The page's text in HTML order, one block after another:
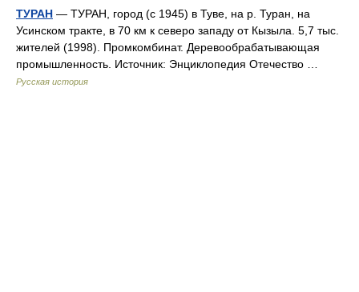
ТУРАН — ТУРАН, город (с 1945) в Туве, на р. Туран, на
Усинском тракте, в 70 км к северо западу от Кызыла. 5,7 тыс.
жителей (1998). Промкомбинат. Деревообрабатывающая
промышленность. Источник: Энциклопедия Отечество …
Русская история